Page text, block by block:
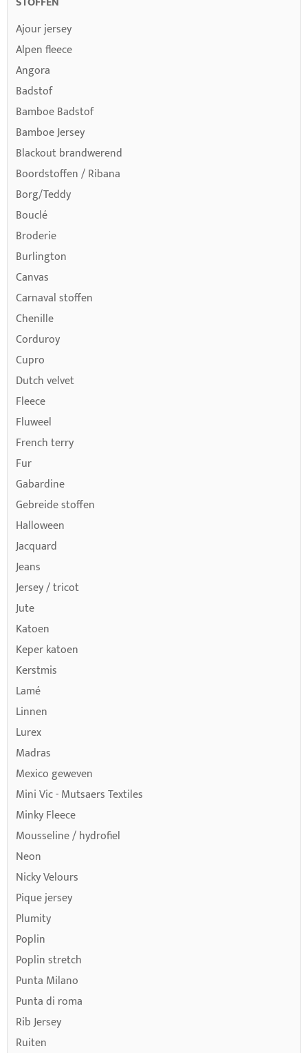
Ajour jersey
Alpen fleece
Angora
Badstof
Bamboe Badstof
Bamboe Jersey
Blackout brandwerend
Boordstoffen / Ribana
Borg/Teddy
Bouclé
Broderie
Burlington
Canvas
Carnaval stoffen
Chenille
Corduroy
Cupro
Dutch velvet
Fleece
Fluweel
French terry
Fur
Gabardine
Gebreide stoffen
Halloween
Jacquard
Jeans
Jersey / tricot
Jute
Katoen
Keper katoen
Kerstmis
Lamé
Linnen
Lurex
Madras
Mexico geweven
Mini Vic - Mutsaers Textiles
Minky Fleece
Mousseline / hydrofiel
Neon
Nicky Velours
Pique jersey
Plumity
Poplin
Poplin stretch
Punta Milano
Punta di roma
Rib Jersey
Ruiten